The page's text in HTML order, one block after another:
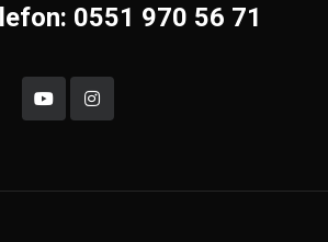
0551 970 56 71